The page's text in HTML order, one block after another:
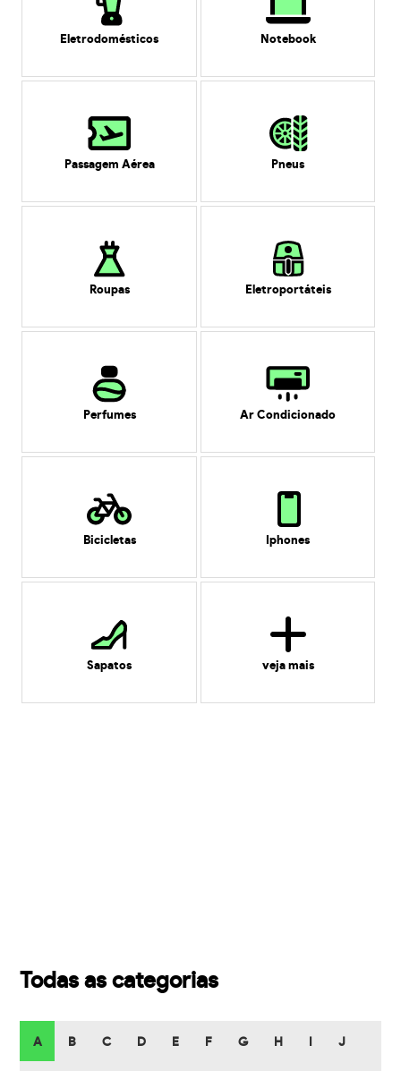
Eletrodomésticos Notebook
Passagem Aérea Pneus
Roupas Eletroportáteis
Perfumes Ar Condicionado
Bicicletas Iphones
Sapatos veja mais
Todas as categorias
A B C D E F G H J